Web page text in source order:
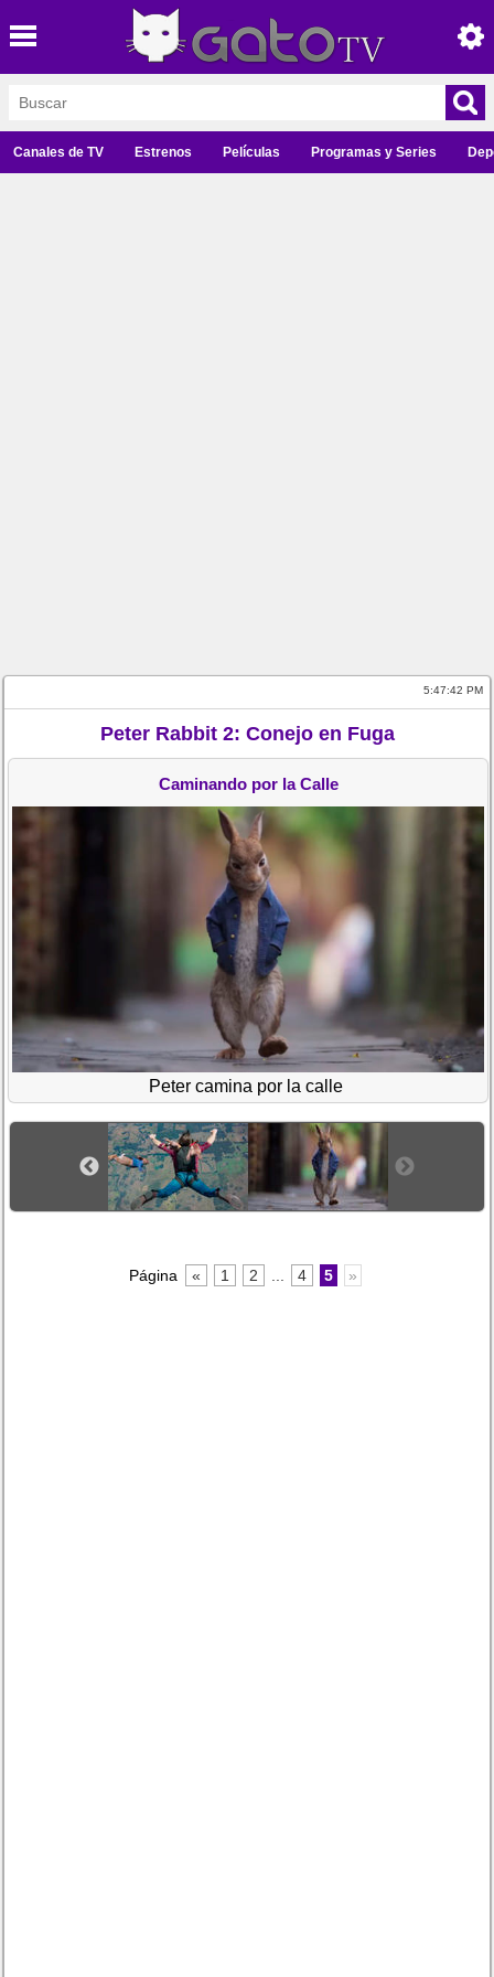
Canales de TV Estrenos Películas Programas y Series
5:47:42 PM
Peter Rabbit 2: Conejo en Fuga
Caminando por la Calle
Peter camina por la calle
Página « 1 2 4 5 »